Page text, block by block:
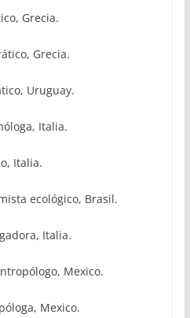
Grecia.
Grecia.
Uruguay.
Italia.
Italia.
ecológico, Brasil.
Italia.
Mexico.
Mexico.